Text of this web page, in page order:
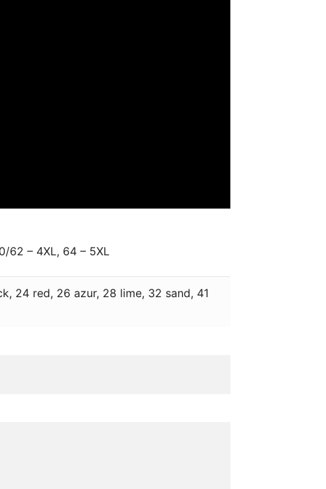
62 – 4XL, 64 – 5XL
24 red, 26 azur, 28 lime, 32 sand, 41